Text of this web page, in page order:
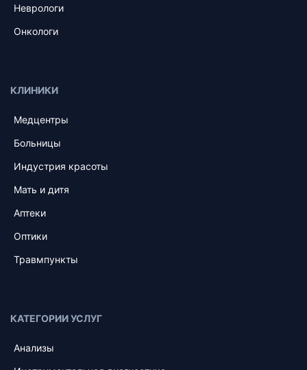
Неврологи
Онкологи
КЛИНИКИ
Медцентры
Больницы
Индустрия красоты
Мать и дитя
Аптеки
Оптики
Травмпункты
КАТЕГОРИИ УСЛУГ
Анализы